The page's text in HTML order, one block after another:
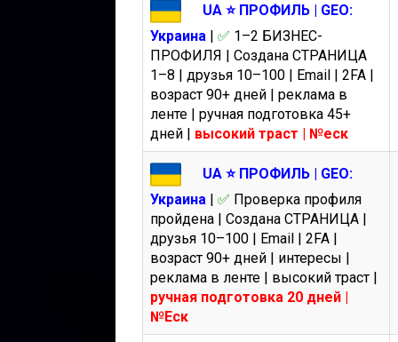
UA ⭐️ ПРОФИЛЬ | GEO:
Украина | ✅ 1–2 БИЗНЕС-
ПРОФИЛЯ | Создана СТРАНИЦА
1–8 | друзья 10–100 | Email | 2FA |
возраст 90+ дней | реклама в
ленте | ручная подготовка 45+
дней | высокий траст | №еск
UA ⭐️ ПРОФИЛЬ | GEO:
Украина | ✅ Проверка профиля
пройдена | Создана СТРАНИЦА |
друзья 10–100 | Email | 2FA |
возраст 90+ дней | интересы |
реклама в ленте | высокий траст |
ручная подготовка 20 дней |
№Еск